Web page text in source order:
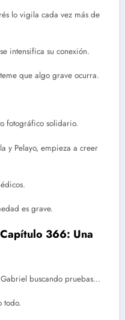
lo vigila cada vez más de
intensifica su conexión.
que algo grave ocurra.
fotográfico solidario.
y Pelayo, empieza a creer
es grave.
366: Una
buscando pruebas…
todo.